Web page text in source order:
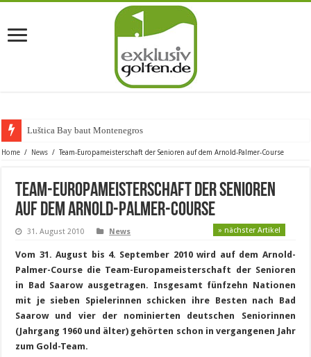
Luštica Bay baut Montenegros erste
Home / News / Team-Europameisterschaft der Senioren auf dem Arnold-Palmer-Course
Team-Europameisterschaft der Senioren
auf dem Arnold-Palmer-Course
31. August 2010 News » nächster Artikel
Vom 31. August bis 4. September 2010 wird auf dem Arnold-
Palmer-Course die Team-Europameisterschaft der Senioren
in Bad Saarow ausgetragen. Insgesamt fünfzehn Nationen
mit je sieben Spielerinnen schicken ihre Besten nach Bad
Saarow und vier der nominierten deutschen Seniorinnen
(Jahrgang 1960 und älter) gehörten schon in vergangenen Jahr
zum Gold-Team.